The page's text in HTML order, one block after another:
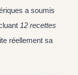
a soumis
12 recettes
réellement sa